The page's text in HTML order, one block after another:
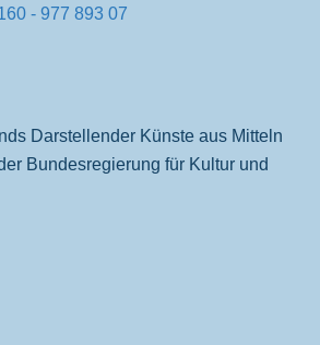
- 977 893 07
Darstellender Künste aus Mitteln
Bundesregierung für Kultur und